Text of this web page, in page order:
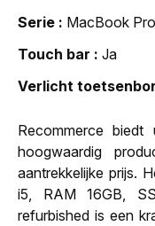
Serie
MacBook Pro
Touch bar
Ja
Verlicht
Recommerce
hoogwaardig
aantrekkelijke prijs.
i5, RAM 16GB,
refurbished is een